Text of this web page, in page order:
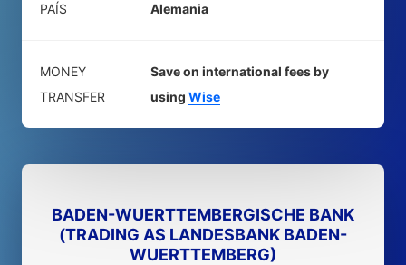
PAÍS Alemania
MONEY
TRANSFER
Save on international fees by
using Wise
BADEN-WUERTTEMBERGISCHE BANK
(TRADING AS LANDESBANK BADEN-
WUERTTEMBERG)